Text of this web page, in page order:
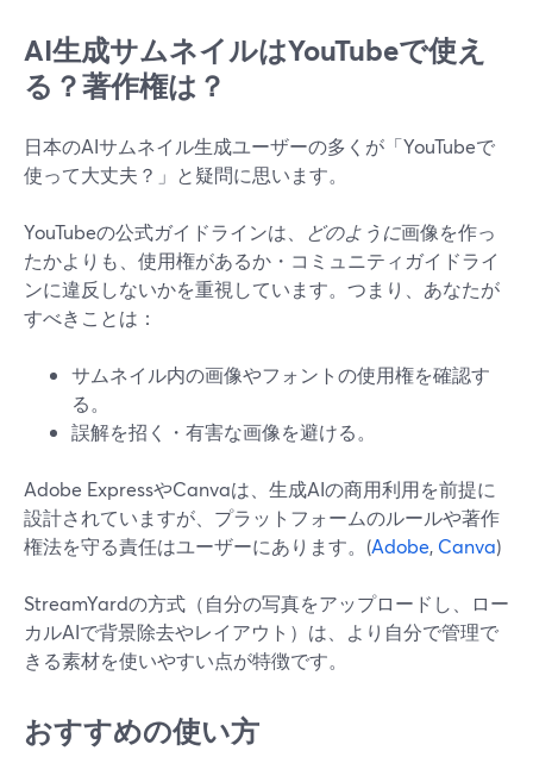
AI生成サムネイルはYouTubeで使え
る？著作権は？
日本のAIサムネイル生成ユーザーの多くが「YouTubeで
使って大丈夫？」と疑問に思います。
YouTubeの公式ガイドラインは、 どのように画像を作っ
たかよりも、使用権があるか・コミュニティガイドライ
ンに違反しないかを重視しています。つまり、あなたが
すべきことは：
サムネイル内の画像やフォントの使用権を確認す
る。
誤解を招く・有害な画像を避ける。
Adobe ExpressやCanvaは、生成AIの商用利用を前提に
設計されていますが、プラットフォームのルールや著作
権法を守る責任はユーザーにあります。(Adobe, Canva)
StreamYardの方式（自分の写真をアップロードし、ロー
カルAIで背景除去やレイアウト）は、より自分で管理で
きる素材を使いやすい点が特徴です。
おすすめの使い方